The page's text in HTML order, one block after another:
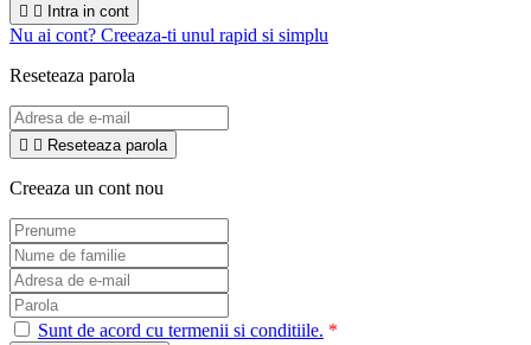
  Intra in cont
Nu ai cont? Creeaza-ti unul rapid si simplu
Reseteaza parola
  Reseteaza parola
Creeaza un cont nou
Sunt de acord cu termenii si conditiile. *